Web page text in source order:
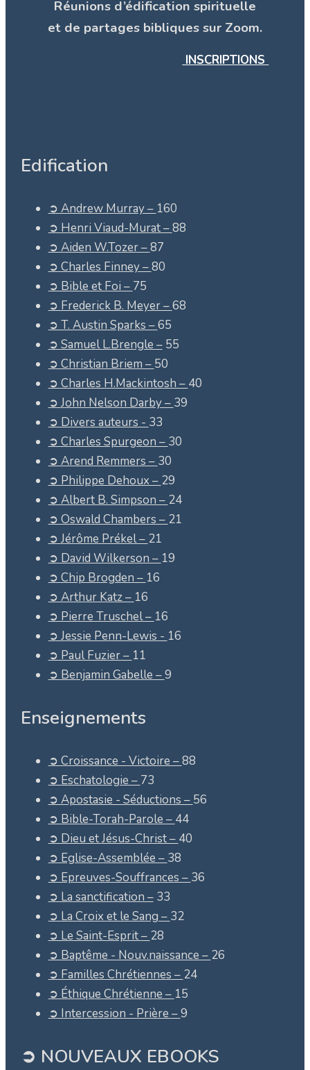
Réunions d’édification spirituelle
et de partages bibliques sur Zoom.
INSCRIPTIONS
Edification
➲ Andrew Murray – 160
➲ Henri Viaud-Murat –88
➲ Aiden W.Tozer –87
➲ Charles Finney –80
➲ Bible et Foi – 75
➲ Frederick B. Meyer –68
➲ T. Austin Sparks –65
➲ Samuel L.Brengle – 55
➲ Christian Briem – 50
➲ Charles H.Mackintosh – 40
➲ John Nelson Darby – 39
➲ Divers auteurs - 33
➲ Charles Spurgeon – 30
➲ Arend Remmers – 30
➲ Philippe Dehoux – 29
➲ Albert B. Simpson – 24
➲ Oswald Chambers – 21
➲ Jérôme Prékel – 21
➲ David Wilkerson – 19
➲ Chip Brogden – 16
➲ Arthur Katz – 16
➲ Pierre Truschel – 16
➲ Jessie Penn-Lewis - 16
➲ Paul Fuzier – 11
➲ Benjamin Gabelle –9
Enseignements
➲ Croissance - Victoire –88
➲ Eschatologie – 73
➲ Apostasie - Séductions – 56
➲ Bible-Torah-Parole – 44
➲ Dieu et Jésus-Christ – 40
➲ Eglise-Assemblée – 38
➲ Epreuves-Souffrances – 36
➲ La sanctification – 33
➲ La Croix et le Sang – 32
➲ Le Saint-Esprit – 28
➲ Baptême - Nouv.naissance – 26
➲ Familles Chrétiennes – 24
➲ Éthique Chrétienne – 15
➲ Intercession - Prière –9
➲ NOUVEAUX EBOOKS